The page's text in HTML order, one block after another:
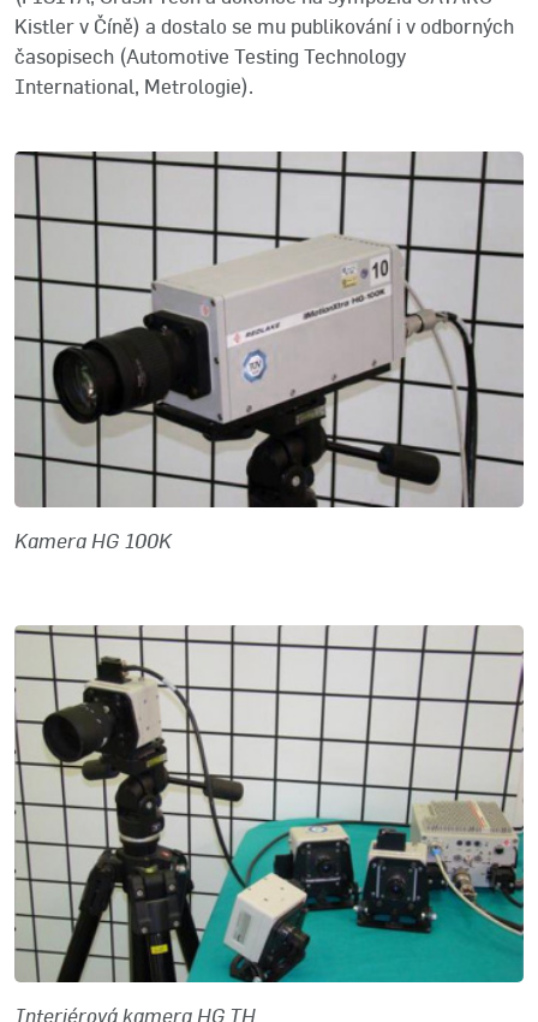
Kistler v Číně) a dostalo se mu publikování i v odborných
časopisech (Automotive Testing Technology
International, Metrologie).
Kamera HG 100K
Interiérová kamera HG TH